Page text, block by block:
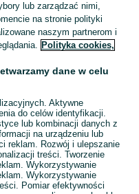
Skorzystaj z największego serwisu ogłoszeniowego - Kargoszyn i okolice! Kupuj to, czego pragniesz i sprzedawaj to, czego już nie potrzebujesz! Zobacz
lub zarządzać nimi,
na stronie polityki
naszym partnerom i
Polityka cookies,
dane w celu
Aktywne
do celów identyfikacji.
lub kombinacji danych z
na urządzeniu lub
reklam. Rozwój i ulepszanie
treści. Tworzenie
Wykorzystywanie
Wykorzystywanie
Pomiar efektywności